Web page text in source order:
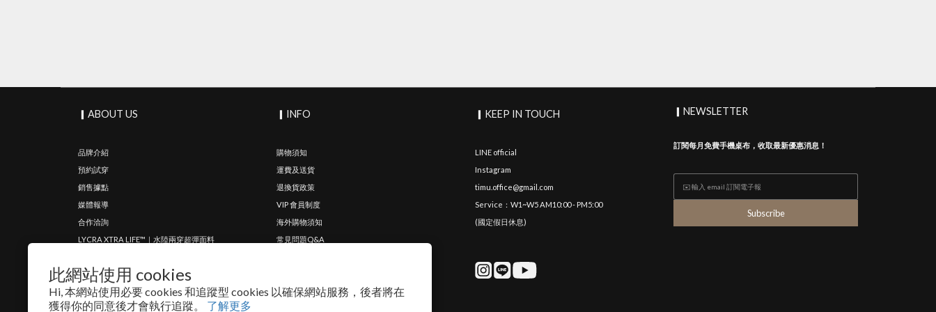
此網站使用 cookies
Hi, 本網站使用必要 cookies 和追蹤型 cookies 以確保網站服務，後者將在
獲得你的同意後才會執行追蹤。 了解更多
▎ABOUT US
品牌介紹
預約試穿
銷售據點
媒體報導
合作洽詢
LYCRA XTRA LIFE™｜水陸兩穿超彈面料
▎INFO
購物須知
運費及送貨
退換貨政策
VIP 會員制度
海外購物須知
常見問題Q&A
▎KEEP IN TOUCH
LINE official
Instagram
timu.office@gmail.com
Service：W1~W5 AM10:00 - PM5:00
(國定假日休息)
▎NEWSLETTER
訂閱每月免費手機桌布，收取最新優惠消息！
Subscribe